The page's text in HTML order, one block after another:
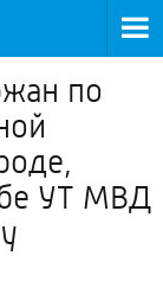
по
УТ МВД